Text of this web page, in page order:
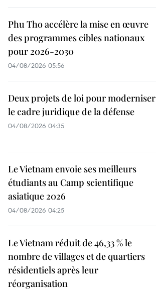
Phu Tho accélère la mise en œuvre
des programmes cibles nationaux
pour 2026-2030
04/08/2026 05:56
Deux projets de loi pour moderniser
le cadre juridique de la défense
04/08/2026 04:35
Le Vietnam envoie ses meilleurs
étudiants au Camp scientifique
asiatique 2026
04/08/2026 04:25
Le Vietnam réduit de 46,33 % le
nombre de villages et de quartiers
résidentiels après leur
réorganisation